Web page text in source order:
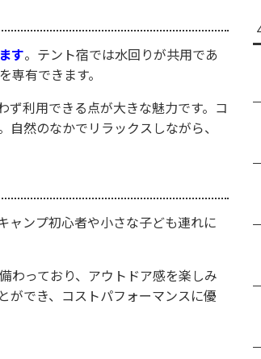
す。テント宿では水回りが共用であ
有できます。
ず利用できる点が大きな魅力です。コ
然のなかでリラックスしながら、
ャンプ初心者や小さな子ども連れに
わっており、アウトドア感を楽しみ
ができ、コストパフォーマンスに優